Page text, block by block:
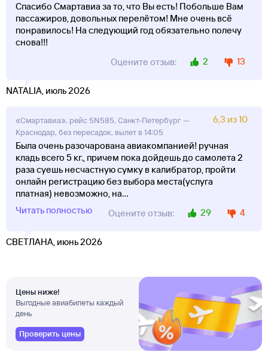
Спасибо Смартавиа за то, что Вы есть! Побольше Вам
пассажиров, довольных перелётом! Мне очень всё
понравилось! На следующий год обязательно полечу
снова!!!
Оцените отзыв:
2 13
NATALIA, июль 2026
«Смартавиа», рейс 5N585, Санкт-Петербург —
Краснодар, без пересадок, вылет в 14:05
6,3 из 10
Была очень разочарована авиакомпанией! ручная
кладь всего 5 кг., причем пока дойдешь до самолета 2
раза суешь несчастную сумку в калибратор, пройти
онлайн регистрацию без выбора места(услуга
платная) невозможно, на...
Читать полностью
Оцените отзыв: 29 4
СВЕТЛАНА, июнь 2026
Цены ниже!
Выгодные авиабилеты каждый
день
Проверить цены